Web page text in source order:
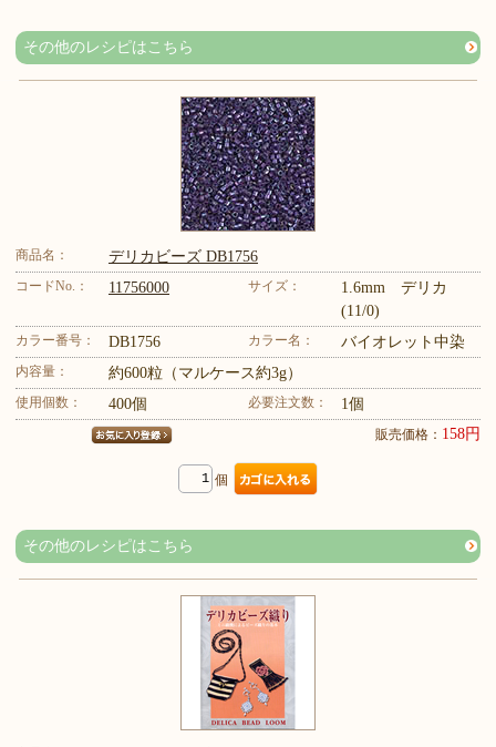
その他のレシピはこちら
商品名： デリカビーズ DB1756
コードNo.： 11756000 サイズ：
1.6mm デリカ
(11/0)
カラー番号： DB1756 カラー名： バイオレット中染
内容量： 約600粒（マルケース約3g）
使用個数： 400個 必要注文数： 1個
販売価格： 158円
個
その他のレシピはこちら